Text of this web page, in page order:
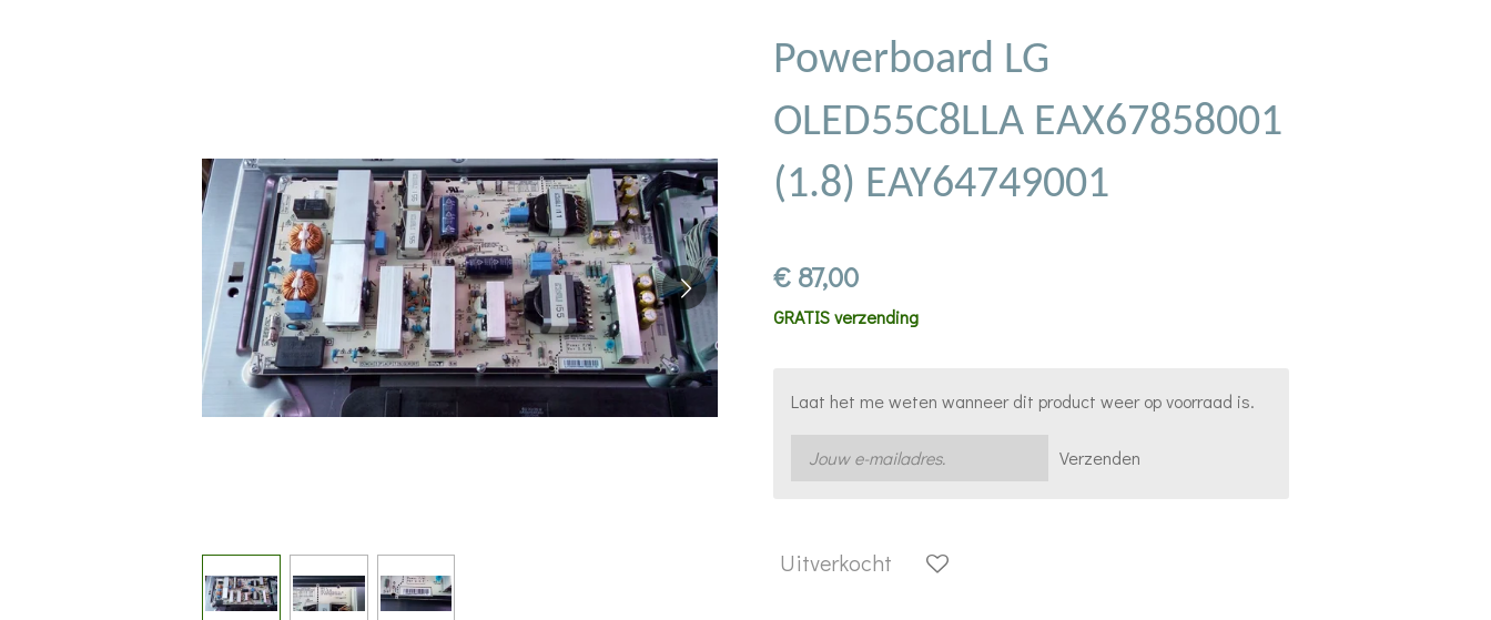
Powerboard LG
OLED55C8LLA EAX67858001
(1.8) EAY64749001
€ 87,00
GRATIS verzending
Laat het me weten wanneer dit product weer op voorraad is.
Verzenden
Uitverkocht